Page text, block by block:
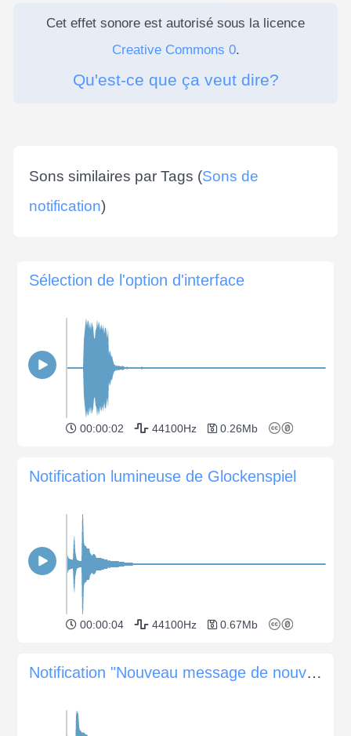
Cet effet sonore est autorisé sous la licence
Creative Commons 0.
Qu'est-ce que ça veut dire?
Sons similaires par Tags (Sons de
notification)
Sélection de l'option d'interface
00:00:02 44100Hz 0.26Mb
Notification lumineuse de Glockenspiel
00:00:04 44100Hz 0.67Mb
Notification "Nouveau message de nouveau"